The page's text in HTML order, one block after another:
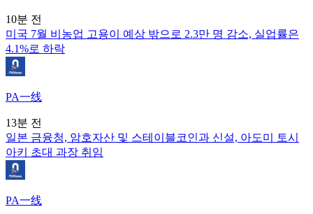
10분 전
미국 7월 비농업 고용이 예상 밖으로 2.3만 명 감소, 실업률은
4.1%로 하락
PA一线
13분 전
일본 금융청, 암호자산 및 스테이블코인과 신설, 아도미 토시
아키 초대 과장 취임
PA一线